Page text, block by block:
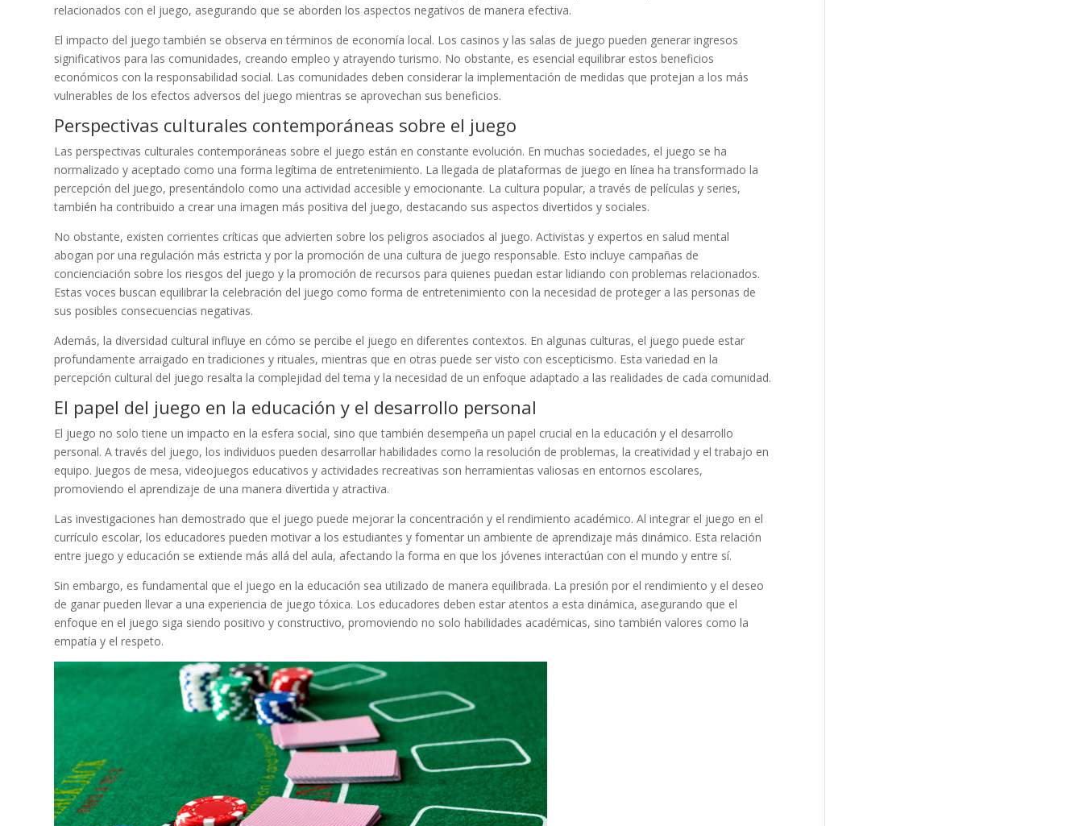
relacionados con el juego, asegurando que se aborden los aspectos negativos de manera efectiva.
El impacto del juego también se observa en términos de economía local. Los casinos y las salas de juego pueden generar ingresos
significativos para las comunidades, creando empleo y atrayendo turismo. No obstante, es esencial equilibrar estos beneficios
económicos con la responsabilidad social. Las comunidades deben considerar la implementación de medidas que protejan a los más
vulnerables de los efectos adversos del juego mientras se aprovechan sus beneficios.
Perspectivas culturales contemporáneas sobre el juego
Las perspectivas culturales contemporáneas sobre el juego están en constante evolución. En muchas sociedades, el juego se ha
normalizado y aceptado como una forma legítima de entretenimiento. La llegada de plataformas de juego en línea ha transformado la
percepción del juego, presentándolo como una actividad accesible y emocionante. La cultura popular, a través de películas y series,
también ha contribuido a crear una imagen más positiva del juego, destacando sus aspectos divertidos y sociales.
No obstante, existen corrientes críticas que advierten sobre los peligros asociados al juego. Activistas y expertos en salud mental
abogan por una regulación más estricta y por la promoción de una cultura de juego responsable. Esto incluye campañas de
concienciación sobre los riesgos del juego y la promoción de recursos para quienes puedan estar lidiando con problemas relacionados.
Estas voces buscan equilibrar la celebración del juego como forma de entretenimiento con la necesidad de proteger a las personas de
sus posibles consecuencias negativas.
Además, la diversidad cultural influye en cómo se percibe el juego en diferentes contextos. En algunas culturas, el juego puede estar
profundamente arraigado en tradiciones y rituales, mientras que en otras puede ser visto con escepticismo. Esta variedad en la
percepción cultural del juego resalta la complejidad del tema y la necesidad de un enfoque adaptado a las realidades de cada comunidad.
El papel del juego en la educación y el desarrollo personal
El juego no solo tiene un impacto en la esfera social, sino que también desempeña un papel crucial en la educación y el desarrollo
personal. A través del juego, los individuos pueden desarrollar habilidades como la resolución de problemas, la creatividad y el trabajo en
equipo. Juegos de mesa, videojuegos educativos y actividades recreativas son herramientas valiosas en entornos escolares,
promoviendo el aprendizaje de una manera divertida y atractiva.
Las investigaciones han demostrado que el juego puede mejorar la concentración y el rendimiento académico. Al integrar el juego en el
currículo escolar, los educadores pueden motivar a los estudiantes y fomentar un ambiente de aprendizaje más dinámico. Esta relación
entre juego y educación se extiende más allá del aula, afectando la forma en que los jóvenes interactúan con el mundo y entre sí.
Sin embargo, es fundamental que el juego en la educación sea utilizado de manera equilibrada. La presión por el rendimiento y el deseo
de ganar pueden llevar a una experiencia de juego tóxica. Los educadores deben estar atentos a esta dinámica, asegurando que el
enfoque en el juego siga siendo positivo y constructivo, promoviendo no solo habilidades académicas, sino también valores como la
empatía y el respeto.